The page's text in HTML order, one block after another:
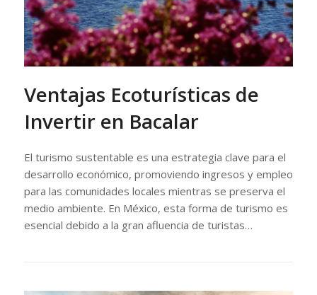
Ventajas Ecoturísticas de
Invertir en Bacalar
El turismo sustentable es una estrategia clave para el
desarrollo económico, promoviendo ingresos y empleo
para las comunidades locales mientras se preserva el
medio ambiente. En México, esta forma de turismo es
esencial debido a la gran afluencia de turistas…